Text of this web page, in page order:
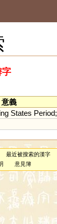
字
意義
States Period;
最近被搜索的漢字
意見簿